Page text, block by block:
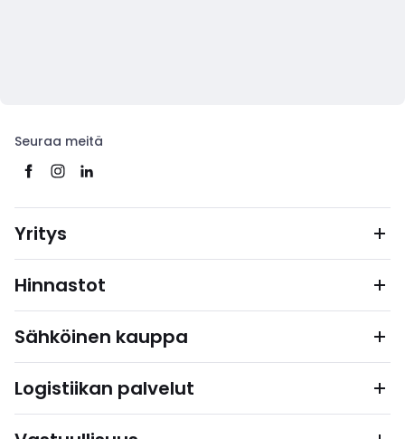
Seuraa meitä
Yritys
Hinnastot
Sähköinen kauppa
Logistiikan palvelut